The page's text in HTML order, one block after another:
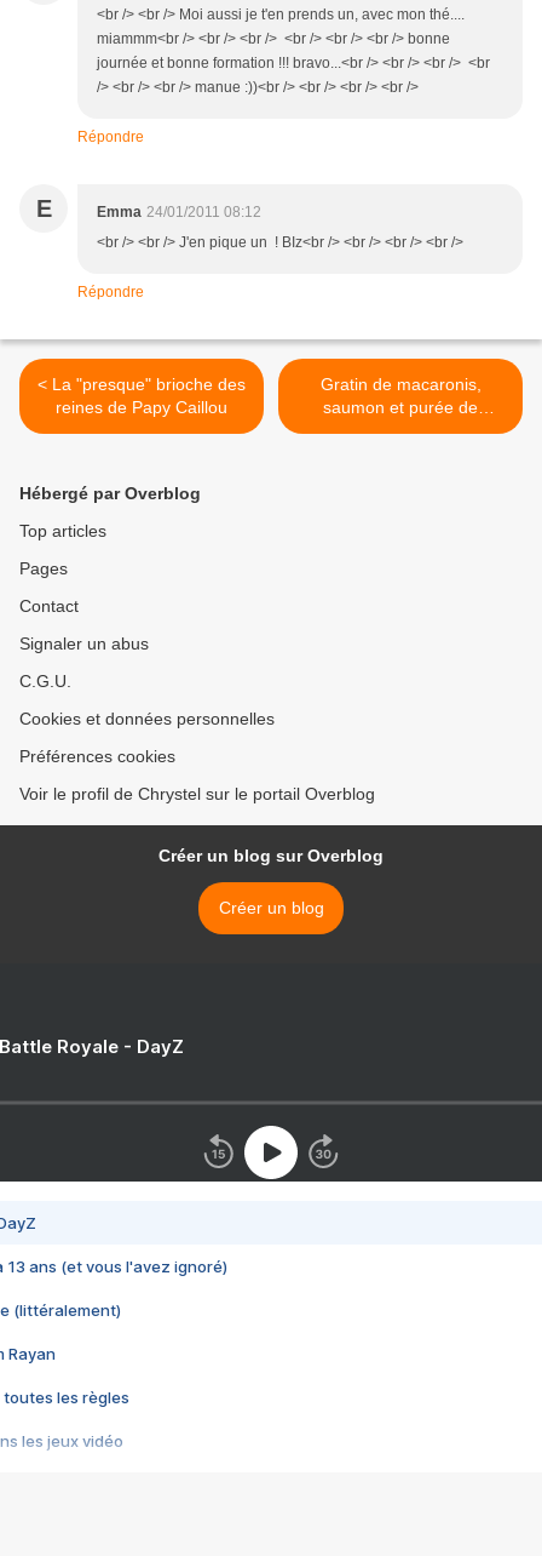
<br /> <br /> Moi aussi je t'en prends un, avec mon thé....
miammm<br /> <br /> <br /> <br /> <br /> <br /> bonne
journée et bonne formation !!! bravo...<br /> <br /> <br /> <br
/> <br /> <br /> manue :))<br /> <br /> <br /> <br />
Répondre
E Emma 24/01/2011 08:12
<br /> <br /> J'en pique un ! BIz<br /> <br /> <br /> <br />
Répondre
< La "presque" brioche des
reines de Papy Caillou
Gratin de macaronis,
saumon et purée de
carottes >
Hébergé par Overblog
Top articles
Pages
Contact
Signaler un abus
C.G.U.
Cookies et données personnelles
Préférences cookies
Voir le profil de Chrystel sur le portail Overblog
Créer un blog sur Overblog
Créer un blog
Royale - DayZ
13 ans (et vous l'avez ignoré)
(littéralement)
Rayan
toutes les règles
les jeux vidéo